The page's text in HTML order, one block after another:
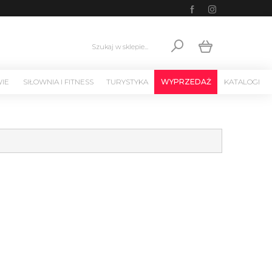
Szukaj w sklepie...
SIŁOWNIA I FITNESS TURYSTYKA WYPRZEDAŻ KATALOGI